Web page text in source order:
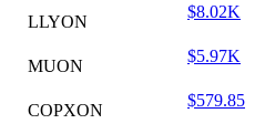
LLYON
$8.02K
MUON
$5.97K
COPXON
$579.85